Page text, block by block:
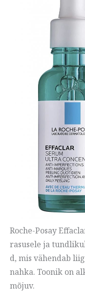
Roche-Posay
rasusele ja
d, mis vähendab
nahka. Toonik on
mõjuv.